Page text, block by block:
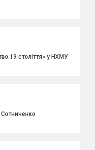
19 століття» у НХМУ